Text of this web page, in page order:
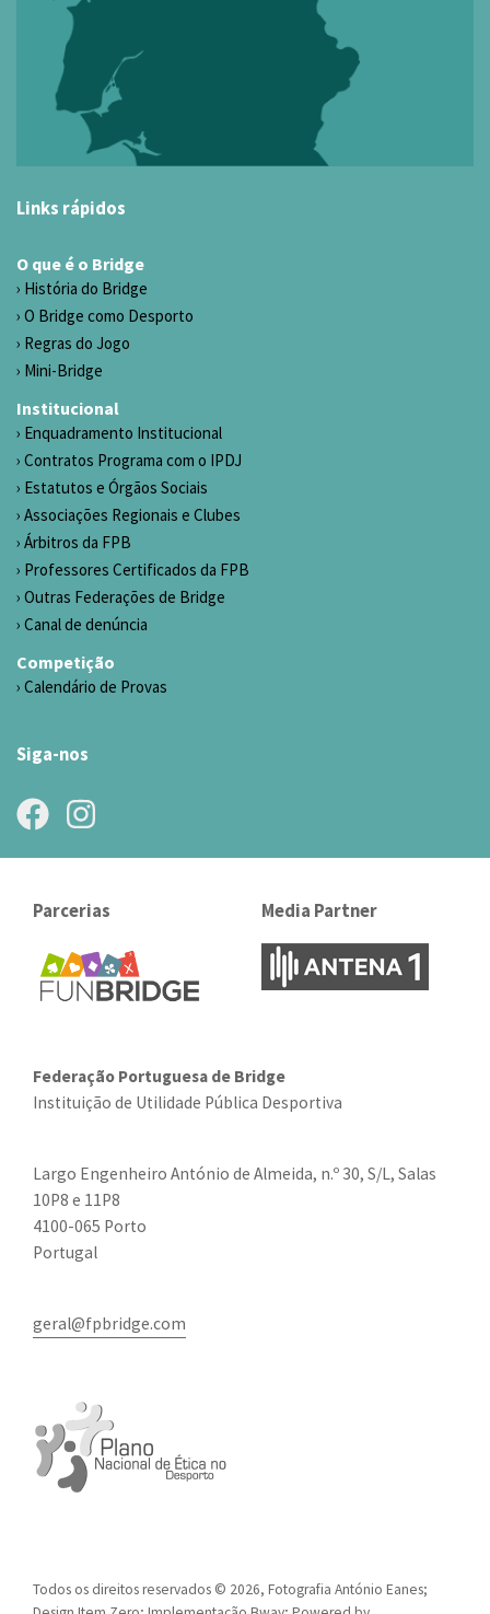
Links rápidos
O que é o Bridge
História do Bridge
O Bridge como Desporto
Regras do Jogo
Mini-Bridge
Institucional
Enquadramento Institucional
Contratos Programa com o IPDJ
Estatutos e Órgãos Sociais
Associações Regionais e Clubes
Árbitros da FPB
Professores Certificados da FPB
Outras Federações de Bridge
Canal de denúncia
Competição
Calendário de Provas
Siga-nos
Parcerias Media Partner
Federação Portuguesa de Bridge
Instituição de Utilidade Pública Desportiva
Largo Engenheiro António de Almeida, n.º 30, S/L, Salas
10P8 e 11P8
4100-065 Porto
Portugal
geral@fpbridge.com
Todos os direitos reservados © 2026, Fotografia António Eanes;